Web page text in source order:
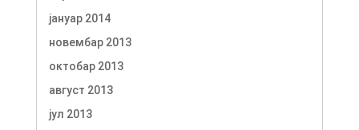
јануар 2014
новембар 2013
октобар 2013
август 2013
јул 2013